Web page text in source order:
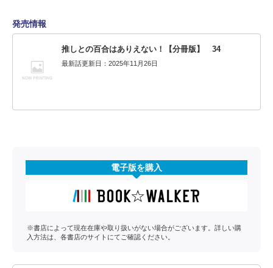
発売情報
推しとの百合はありえない！【分冊版】 34
最新話更新日：2025年11月26日
電子版を購入
※書店によって現在在庫や取り扱いがない場合がございます。詳しい購
入方法は、各書店のサイトにてご確認ください。